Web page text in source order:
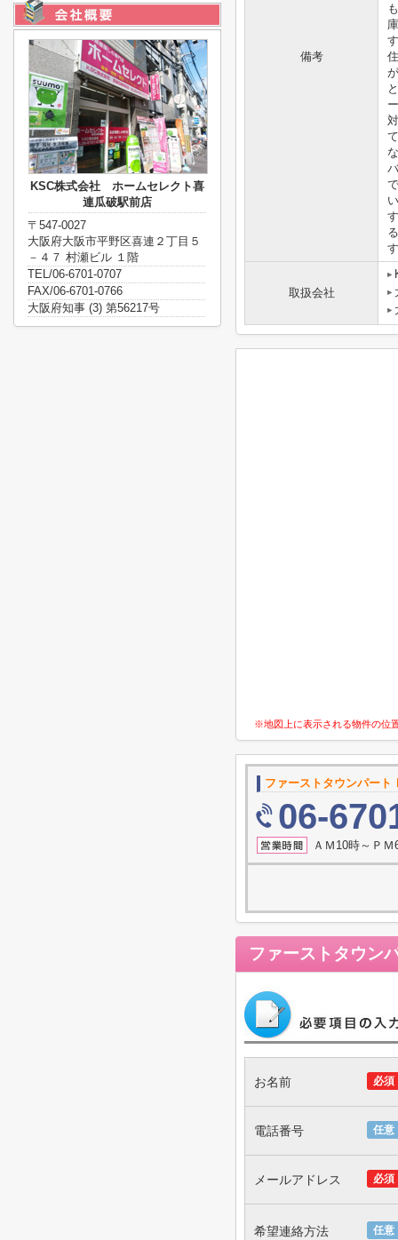
備考
取扱会社
※地図上に表示される物件の位
ファーストタウンパー
06-
ＡＭ10時～Ｐ
ファーストタウン
必須
お名前
任意
電話番号
必須
メールアドレス
任意
希望連絡方法
KSC株式会社 ホームセレクト喜
連瓜破駅前店
〒547-0027
大阪府大阪市平野区喜連２丁目５
－４７ 村瀬ビル １階
TEL/06-6701-0707
FAX/06-6701-0766
大阪府知事 (3) 第56217号